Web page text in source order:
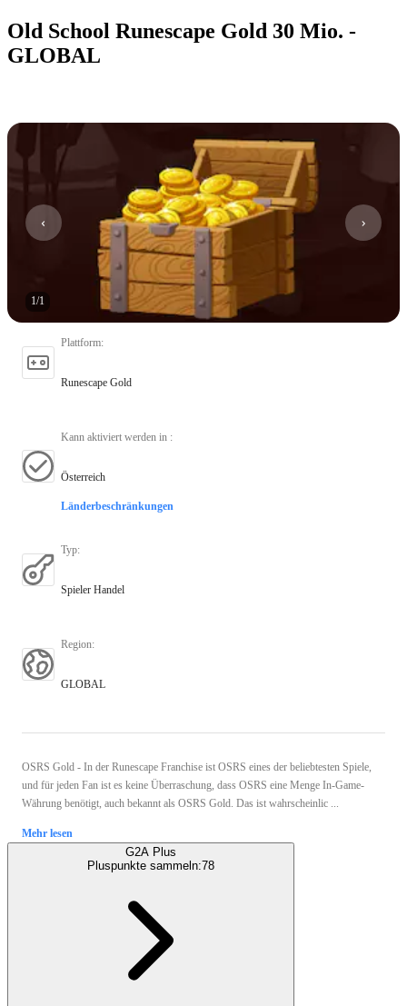
Old School Runescape Gold 30 Mio. -
GLOBAL
1/1
Plattform:
Runescape Gold
Kann aktiviert werden in :
Österreich
Länderbeschränkungen
Typ:
Spieler Handel
Region:
GLOBAL
OSRS Gold - In der Runescape Franchise ist OSRS eines der beliebtesten Spiele,
und für jeden Fan ist es keine Überraschung, dass OSRS eine Menge In-Game-
Währung benötigt, auch bekannt als OSRS Gold. Das ist wahrscheinlic ...
Mehr lesen
G2A Plus
Pluspunkte sammeln:78